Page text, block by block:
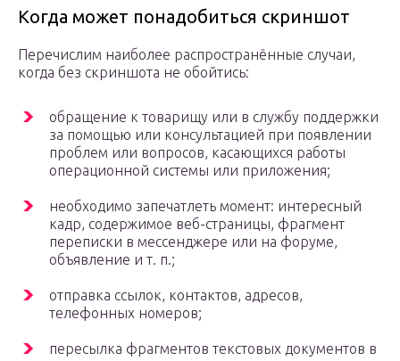
Когда может понадобиться скриншот
Перечислим наиболее распространённые случаи,
когда без скриншота не обойтись:
обращение к товарищу или в службу поддержки
за помощью или консультацией при появлении
проблем или вопросов, касающихся работы
операционной системы или приложения;
необходимо запечатлеть момент: интересный
кадр, содержимое веб-страницы, фрагмент
переписки в мессенджере или на форуме,
объявление и т. п.;
отправка ссылок, контактов, адресов,
телефонных номеров;
пересылка фрагментов текстовых документов в